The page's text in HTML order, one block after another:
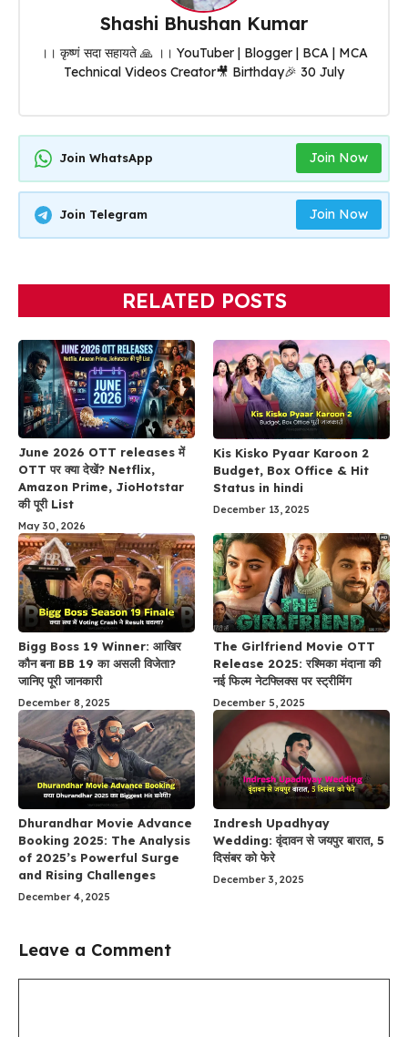
Shashi Bhushan Kumar
।। कृष्णं सदा सहायते 🙏 ।। YouTuber | Blogger | BCA | MCA
Technical Videos Creator🎥 Birthday🎉 30 July
Join WhatsApp Join Now
Join Telegram Join Now
RELATED POSTS
June 2026 OTT releases में
OTT पर क्या देखें? Netflix,
Amazon Prime, JioHotstar
की पूरी List
May 30, 2026
Kis Kisko Pyaar Karoon 2
Budget, Box Office & Hit
Status in hindi
December 13, 2025
Bigg Boss 19 Winner: आखिर
कौन बना BB 19 का असली विजेता?
जानिए पूरी जानकारी
December 8, 2025
The Girlfriend Movie OTT
Release 2025: रश्मिका मंदाना की
नई फिल्म नेटफ्लिक्स पर स्ट्रीमिंग
December 5, 2025
Dhurandhar Movie Advance
Booking 2025: The Analysis
of 2025’s Powerful Surge
and Rising Challenges
December 4, 2025
Indresh Upadhyay
Wedding: वृंदावन से जयपुर बारात, 5
दिसंबर को फेरे
December 3, 2025
Leave a Comment